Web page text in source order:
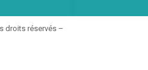
droits réservés –